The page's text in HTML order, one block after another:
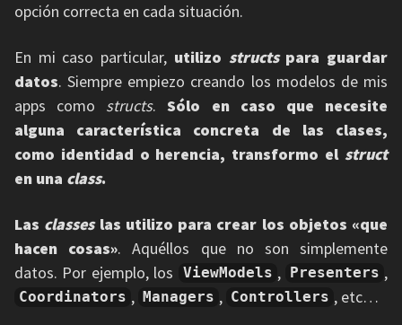
opción correcta en cada situación.
En mi caso particular, utilizo structspara guardar
datos. Siempre empiezo creando los modelos de mis
apps como structs.Sólo en caso que necesite
alguna característica concreta de las clases,
como identidad o herencia, transformo el struct
en una class.
Las classeslas utilizo para crear los objetos «que
hacen cosas». Aquéllos que no son simplemente
datos. Por ejemplo, los
ViewModels , Presenters ,
Coordinators , Managers , Controllers , etc…